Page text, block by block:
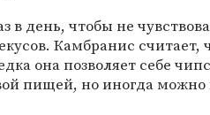
в день, чтобы не
Камбранис считает,
она позволяет себе
пищей, но иногда можно